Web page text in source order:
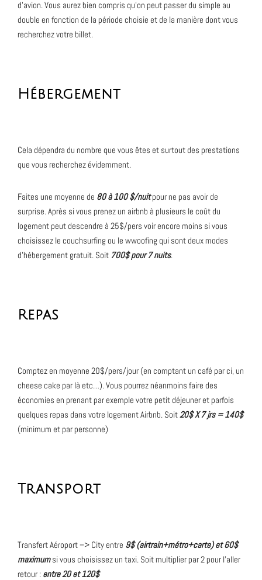
d’avion. Vous aurez bien compris qu’on peut passer du simple au
double en fonction de la période choisie et de la manière dont vous
recherchez votre billet.
Hébergement
Cela dépendra du nombre que vous êtes et surtout des prestations
que vous recherchez évidemment.
Faites une moyenne de 80 à 100 $/nuit pour ne pas avoir de
surprise. Après si vous prenez un airbnb à plusieurs le coût du
logement peut descendre à 25$/pers voir encore moins si vous
choisissez le couchsurfing ou le wwoofing qui sont deux modes
d’hébergement gratuit. Soit 700$ pour 7 nuits.
Repas
Comptez en moyenne 20$/pers/jour (en comptant un café par ci, un
cheese cake par là etc…). Vous pourrez néanmoins faire des
économies en prenant par exemple votre petit déjeuner et parfois
quelques repas dans votre logement Airbnb. Soit 20$ X 7 jrs = 140$
(minimum et par personne)
Transport
Transfert Aéroport –> City entre 9$ (airtrain+métro+carte) et 60$
maximumsi vous choisissez un taxi. Soit multiplier par 2 pour l’aller
retour : entre 20 et 120$